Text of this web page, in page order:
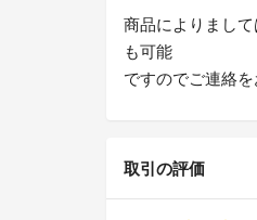
商品によりまし
も可能
ですのでご連絡を
取引の評価